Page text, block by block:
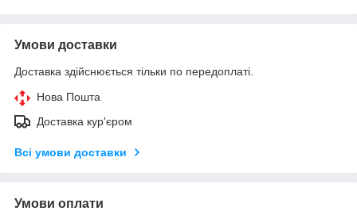
Умови доставки
Доставка здійснюється тільки по передоплаті.
Нова Пошта
Доставка кур'єром
Всі умови доставки
Умови оплати